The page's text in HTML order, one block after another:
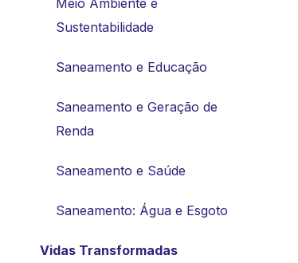
Sustentabilidade
Saneamento e Educação
Saneamento e Geração de
Renda
Saneamento e Saúde
Saneamento: Água e Esgoto
Vidas Transformadas